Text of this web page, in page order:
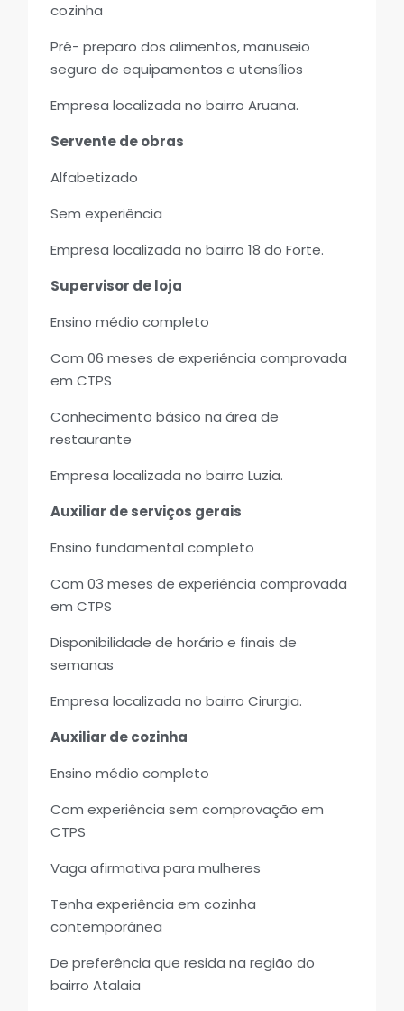
cozinha
Pré- preparo dos alimentos, manuseio
seguro de equipamentos e utensílios
Empresa localizada no bairro Aruana.
Servente de obras
Alfabetizado
Sem experiência
Empresa localizada no bairro 18 do Forte.
Supervisor de loja
Ensino médio completo
Com 06 meses de experiência comprovada
em CTPS
Conhecimento básico na área de
restaurante
Empresa localizada no bairro Luzia.
Auxiliar de serviços gerais
Ensino fundamental completo
Com 03 meses de experiência comprovada
em CTPS
Disponibilidade de horário e finais de
semanas
Empresa localizada no bairro Cirurgia.
Auxiliar de cozinha
Ensino médio completo
Com experiência sem comprovação em
CTPS
Vaga afirmativa para mulheres
Tenha experiência em cozinha
contemporânea
De preferência que resida na região do
bairro Atalaia